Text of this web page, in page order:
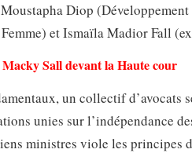
Diop
et Ismaïla Madior Fall
Sall devant la Haute cour
un collectif d’avocats
unies sur l’indépendance
ministres viole les principes